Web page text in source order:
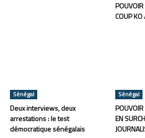
COUP
Sénégal
Deux interviews, deux
arrestations : le test
démocratique sénégalais
Sénégal
POUVOIR
EN